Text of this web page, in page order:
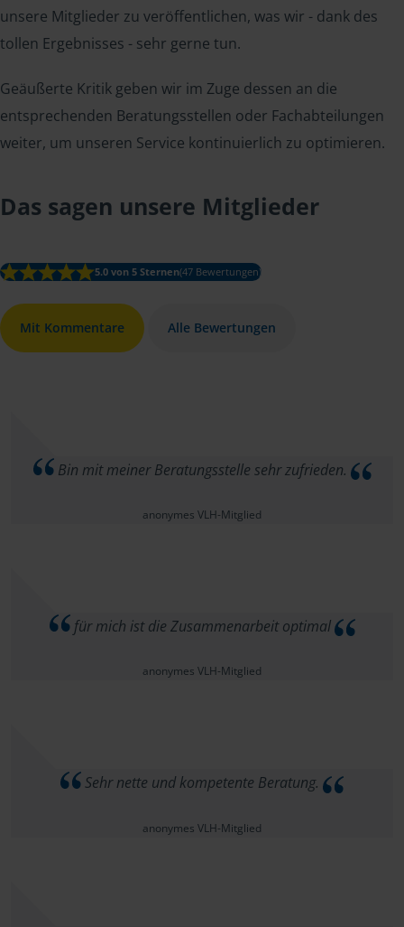
unsere Mitglieder zu veröffentlichen, was wir - dank des
tollen Ergebnisses - sehr gerne tun.
Geäußerte Kritik geben wir im Zuge dessen an die
entsprechenden Beratungsstellen oder Fachabteilungen
weiter, um unseren Service kontinuierlich zu optimieren.
Das sagen unsere Mitglieder
5.0 von 5 Sternen(47 Bewertungen)
Mit Kommentare Alle Bewertungen
Bin mit meiner Beratungsstelle sehr zufrieden.
anonymes VLH-Mitglied
für mich ist die Zusammenarbeit optimal
anonymes VLH-Mitglied
Sehr nette und kompetente Beratung.
anonymes VLH-Mitglied